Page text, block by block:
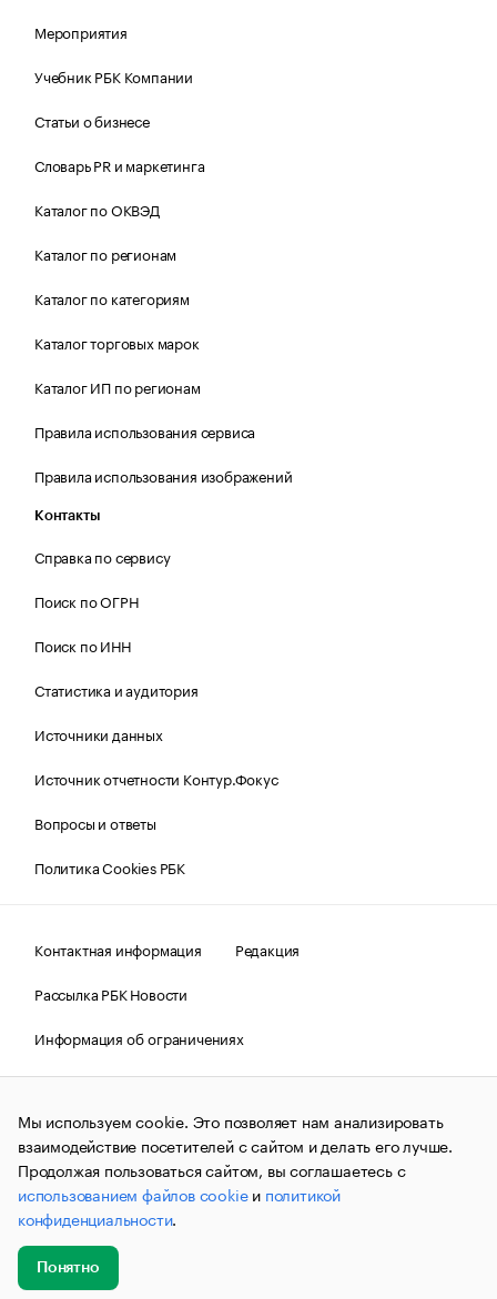
Мероприятия
Учебник РБК Компании
Статьи о бизнесе
Словарь PR и маркетинга
Каталог по ОКВЭД
Каталог по регионам
Каталог по категориям
Каталог торговых марок
Каталог ИП по регионам
Правила использования сервиса
Правила использования изображений
Контакты
Справка по сервису
Поиск по ОГРН
Поиск по ИНН
Статистика и аудитория
Источники данных
Источник отчетности Контур.Фокус
Вопросы и ответы
Политика Cookies РБК
Контактная информация
Редакция
Рассылка РБК Новости
Информация об ограничениях
Правовая информация
О соблюдении авторских прав
© АО «РОСБИЗНЕСКОНСАЛТИНГ»,1995–2026.Сообщения
и материалы информационного агентства «РБК»
(зарегистрировано Федеральной службой по надзору в сфере
связи, информационных технологий и массовых
коммуникаций (Роскомнадзор) 09.12.2015 за номером ИА
№ФС77-63848) сопровождаются пометкой «РБК». Отдельные
публикации могут содержать информацию,
не предназначенную для пользователей
до 18 лет.
Мы используем cookie. Это позволяет нам анализировать
взаимодействие посетителей с сайтом и делать его лучше.
Продолжая пользоваться сайтом, вы соглашаетесь с
использованием файлов cookieи политикой
конфиденциальности.
Понятно